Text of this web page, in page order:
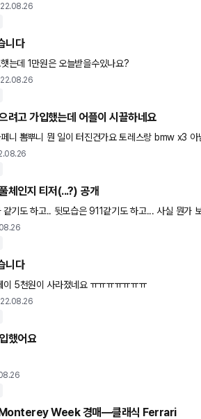
22.08.26
니다
는데 1만원은 오늘받을수있나요?
22.08.26
려고 가입했는데 어플이 시끌하네요
니 뽐뿌니 뭔 일이 터진건가요 토레스랑 bmw x3
핑용으로 보고 있어요
체인지 티저(...?) 공개
같기도 하고.. 뒷모습은 911같기도 하고... 사실 뭔가
ㅋㅋㅋ
니다
이 5천원이 사라졌네요 ㅠㅠㅠㅠㅠㅠㅠ
22.08.26
했어요
Week 경매—클래식 Ferrari